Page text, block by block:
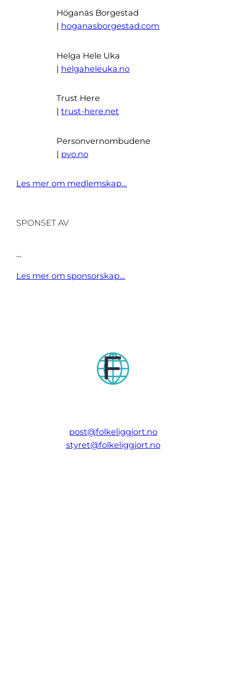
Höganäs Borgestad
| hoganasborgestad.com
Helga Hele Uka
| helgaheleuka.no
Trust Here
| trust-here.net
Personvernombudene
| pvo.no
Les mer om medlemskap…
SPONSET AV
…
Les mer om sponsorskap…
post@folkeliggjort.no
styret@folkeliggjort.no